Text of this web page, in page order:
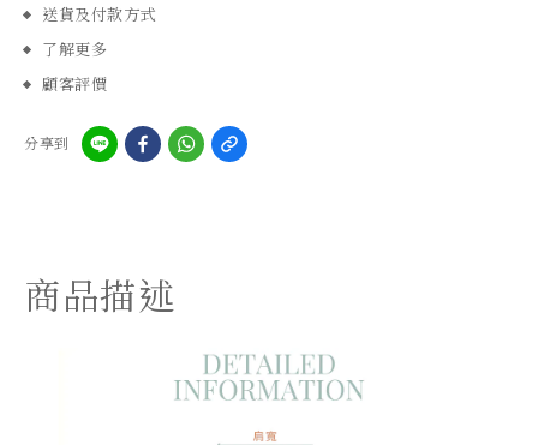
送貨及付款方式
了解更多
顧客評價
分享到
商品描述